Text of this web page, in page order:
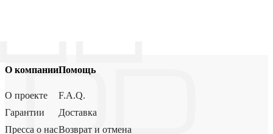
О компании
О проекте
Гарантии
Пресса о нас
Помощь
F.A.Q.
Доставка
Возврат и отмена